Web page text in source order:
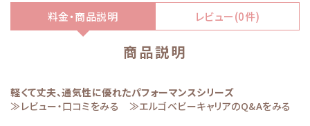
料金・商品説明 レビュー(0件)
商品説明
軽くて丈夫、通気性に優れたパフォーマンスシリーズ
≫レビュー・口コミをみる
≫エルゴベビーキャリアのQ&Aをみる